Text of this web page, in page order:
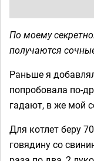
По моему
получаются
Раньше я
попробовала по-
гадают, в же мой
Для котлет беру
говядину со